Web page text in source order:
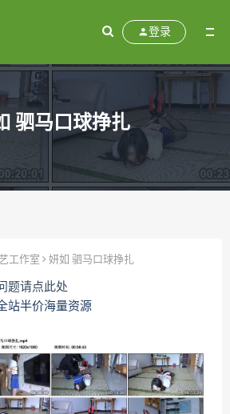
登录
驷马口球挣扎
工作室 妍如 驷马口球挣扎
题请点此处
站半价海量资源